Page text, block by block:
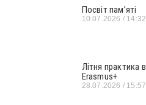
Посвіт пам’яті
10.07.2026 14:32
Літня практика
Erasmus+
28.07.2026 15:57